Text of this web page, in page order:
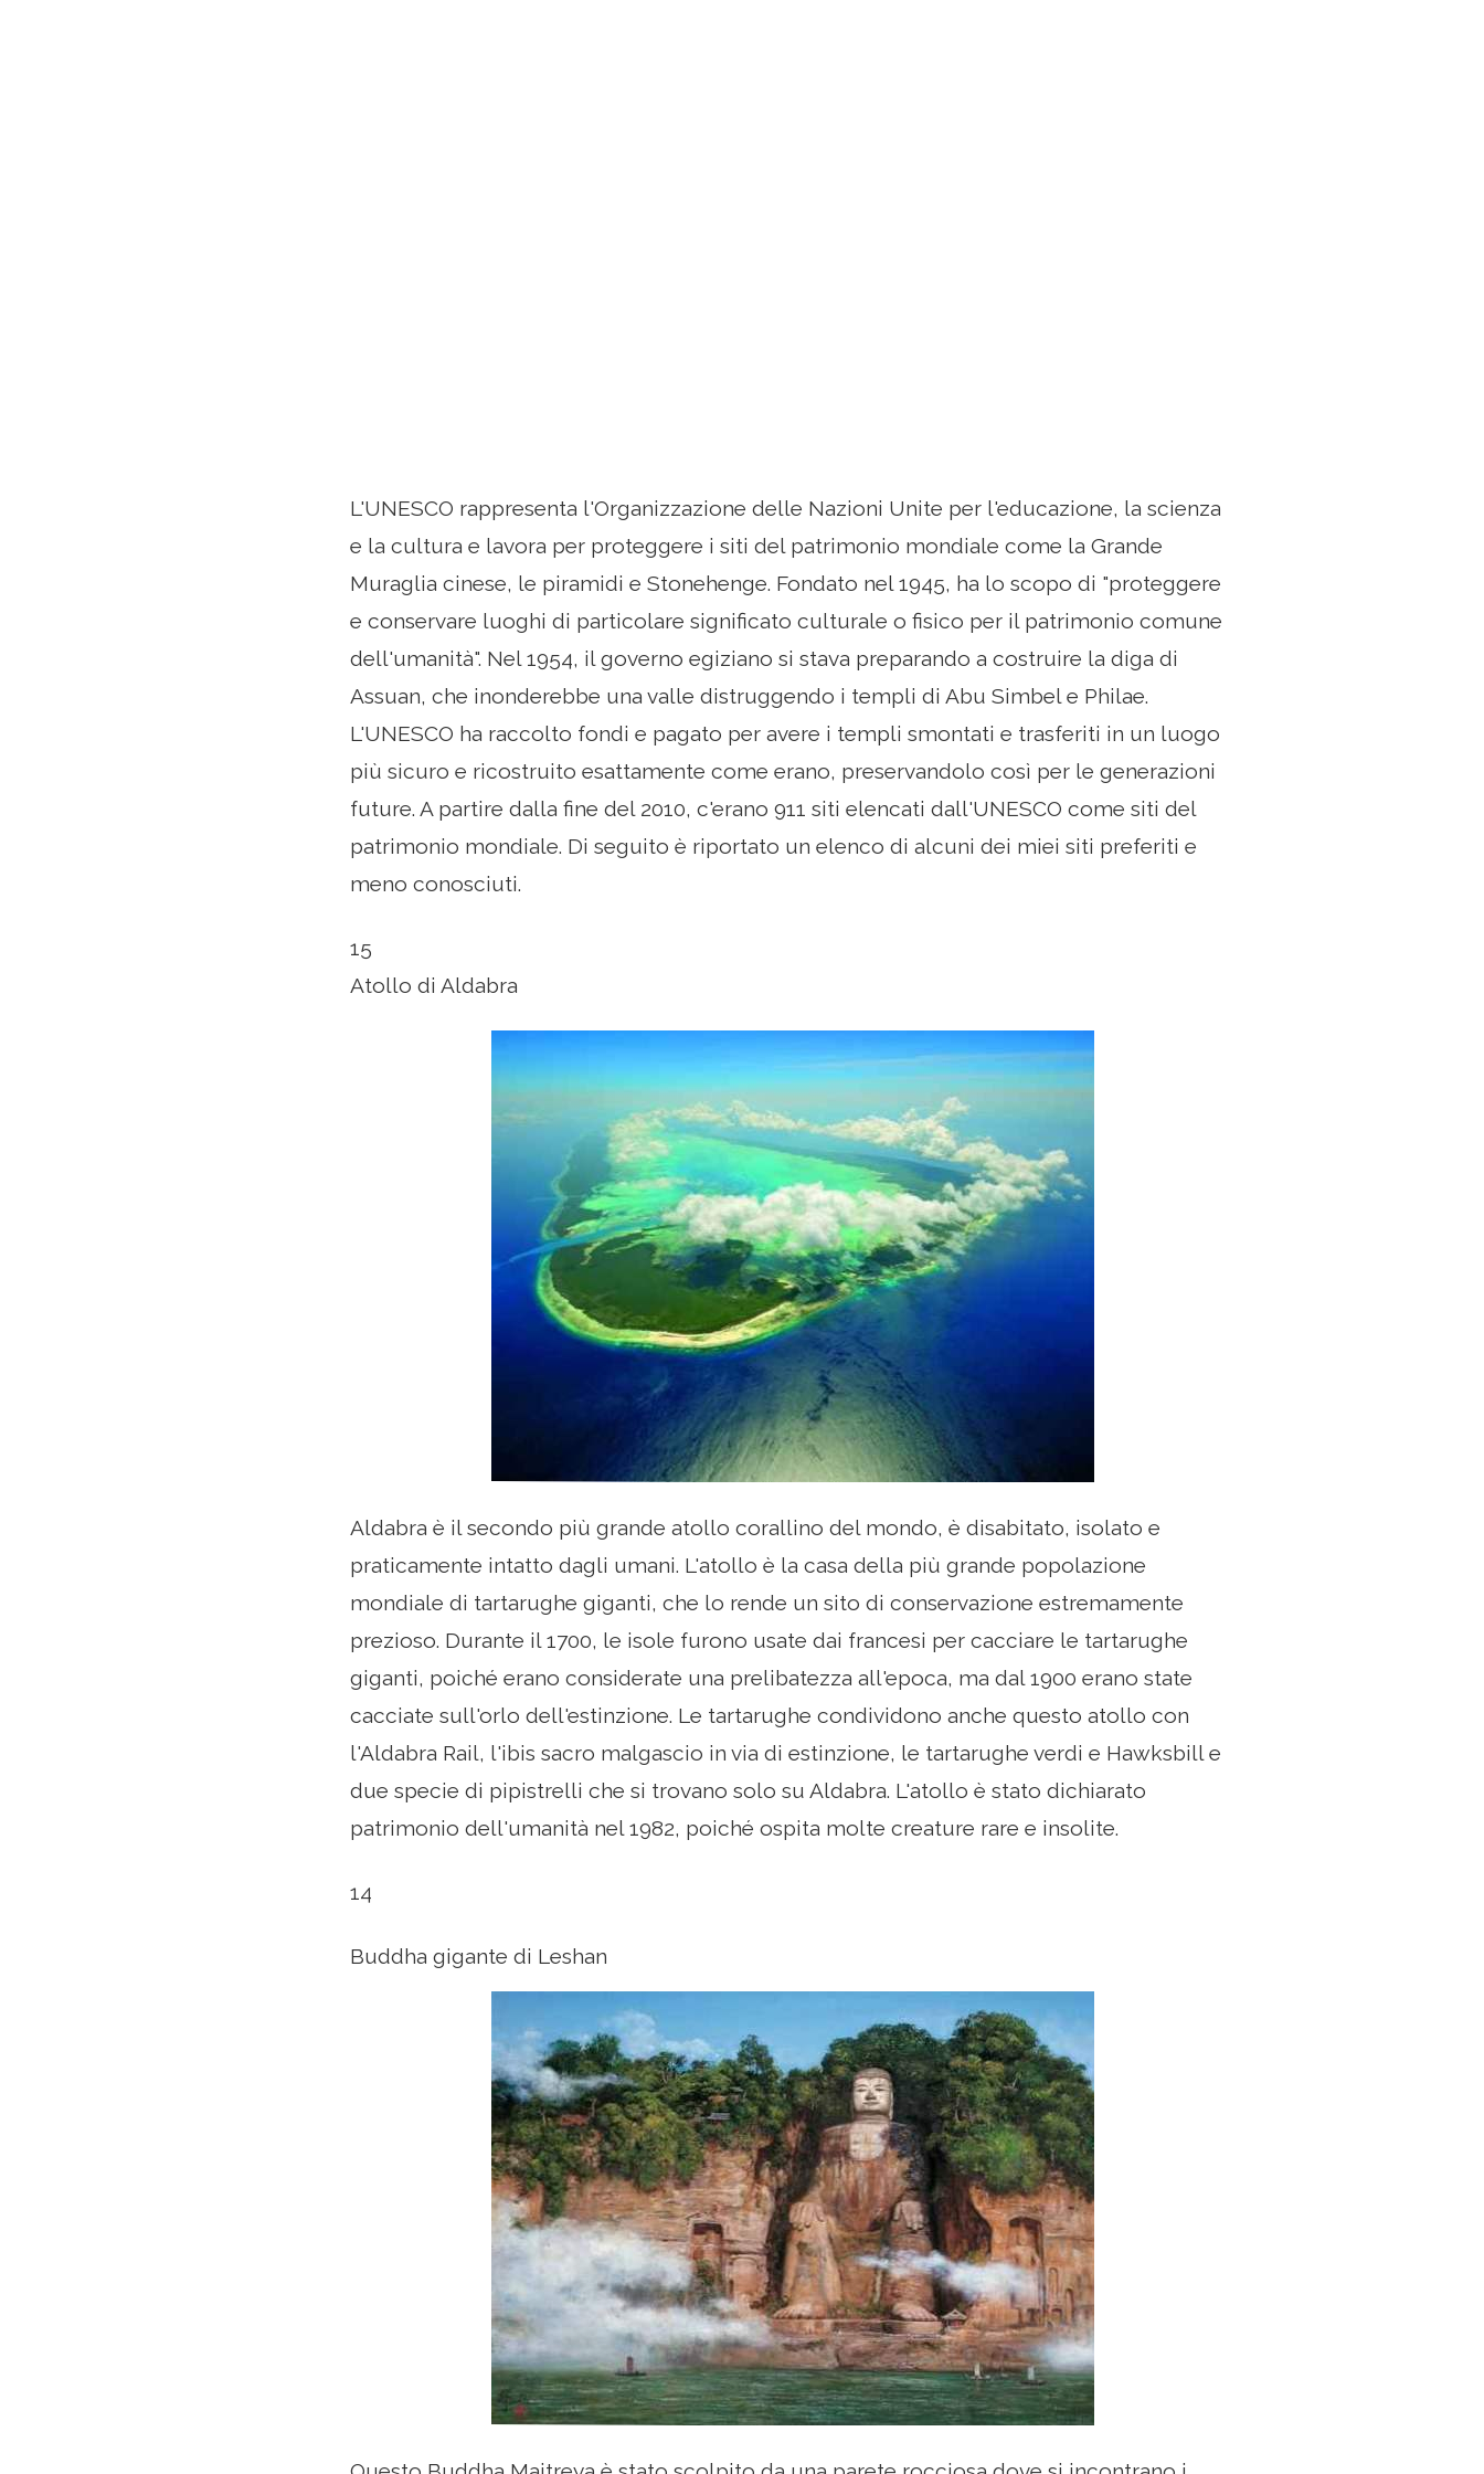
L'UNESCO rappresenta l'Organizzazione delle Nazioni Unite per l'educazione, la scienza
e la cultura e lavora per proteggere i siti del patrimonio mondiale come la Grande
Muraglia cinese, le piramidi e Stonehenge. Fondato nel 1945, ha lo scopo di "proteggere
e conservare luoghi di particolare significato culturale o fisico per il patrimonio comune
dell'umanità". Nel 1954, il governo egiziano si stava preparando a costruire la diga di
Assuan, che inonderebbe una valle distruggendo i templi di Abu Simbel e Philae.
L'UNESCO ha raccolto fondi e pagato per avere i templi smontati e trasferiti in un luogo
più sicuro e ricostruito esattamente come erano, preservandolo così per le generazioni
future. A partire dalla fine del 2010, c'erano 911 siti elencati dall'UNESCO come siti del
patrimonio mondiale. Di seguito è riportato un elenco di alcuni dei miei siti preferiti e
meno conosciuti.
15
Atollo di Aldabra
Aldabra è il secondo più grande atollo corallino del mondo, è disabitato, isolato e
praticamente intatto dagli umani. L'atollo è la casa della più grande popolazione
mondiale di tartarughe giganti, che lo rende un sito di conservazione estremamente
prezioso. Durante il 1700, le isole furono usate dai francesi per cacciare le tartarughe
giganti, poiché erano considerate una prelibatezza all'epoca, ma dal 1900 erano state
cacciate sull'orlo dell'estinzione. Le tartarughe condividono anche questo atollo con
l'Aldabra Rail, l'ibis sacro malgascio in via di estinzione, le tartarughe verdi e Hawksbill e
due specie di pipistrelli che si trovano solo su Aldabra. L'atollo è stato dichiarato
patrimonio dell'umanità nel 1982, poiché ospita molte creature rare e insolite.
14
Buddha gigante di Leshan